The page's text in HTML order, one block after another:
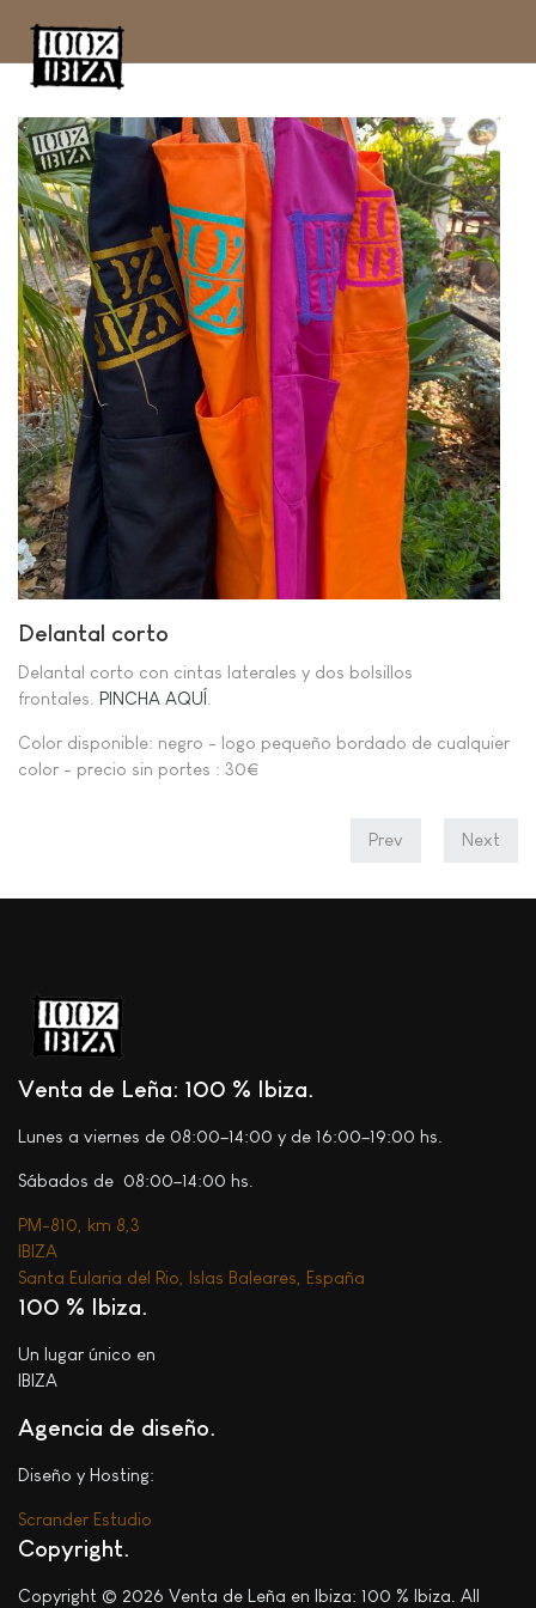
Delantal corto
Delantal corto con cintas laterales y dos bolsillos
frontales. PINCHA AQUÍ
Color disponible: negro - logo pequeño bordado de cualquier
color - precio sin portes : 30€
Prev Next
Venta de Leña: 100 % Ibiza
Lunes a viernes de 08:00–14:00 y de 16:00–19:00 hs.
Sábados de 08:00–14:00 hs.
PM-810, km 8,3
IBIZA
Santa Eularia del Rio, Islas Baleares, España
100 % Ibiza
Un lugar único en
IBIZA
Agencia de diseño.
Diseño y Hosting:
Scrander Estudio
Copyright
Copyright © 2026 Venta de Leña en Ibiza: 100 % Ibiza. All